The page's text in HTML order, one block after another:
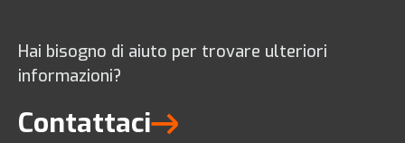
Hai bisogno di aiuto per trovare ulteriori
informazioni?
Contattaci